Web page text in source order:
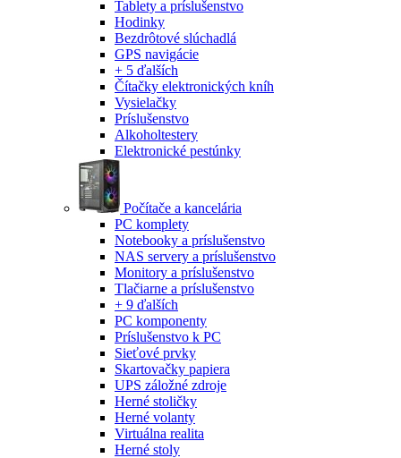
Tablety a príslušenstvo
Hodinky
Bezdrôtové slúchadlá
GPS navigácie
+ 5 ďalších
Čítačky elektronických kníh
Vysielačky
Príslušenstvo
Alkoholtestery
Elektronické pestúnky
Počítače a kancelária
PC komplety
Notebooky a príslušenstvo
NAS servery a príslušenstvo
Monitory a príslušenstvo
Tlačiarne a príslušenstvo
+ 9 ďalších
PC komponenty
Príslušenstvo k PC
Sieťové prvky
Skartovačky papiera
UPS záložné zdroje
Herné stoličky
Herné volanty
Virtuálna realita
Herné stoly